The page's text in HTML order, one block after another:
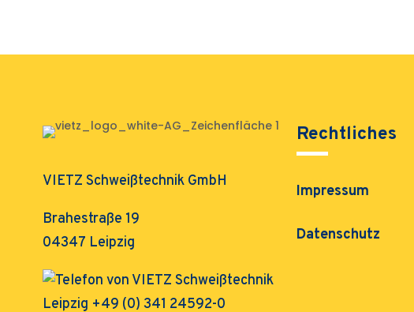
VIETZ Schweißtechnik GmbH
Brahestraße 19
04347 Leipzig
Rechtliches
Impressum
Datenschutz